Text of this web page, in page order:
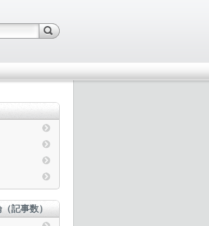
記事数）